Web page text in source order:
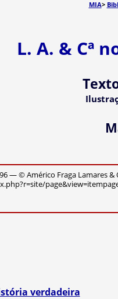
MIA>
L. A. & Cª
— © Américo Fraga Lamares &
verdadeira